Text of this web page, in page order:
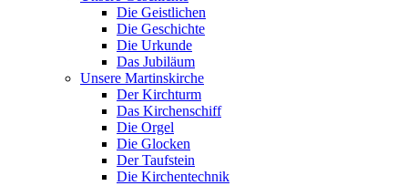
Die Geistlichen
Die Geschichte
Die Urkunde
Das Jubiläum
Unsere Martinskirche
Der Kirchturm
Das Kirchenschiff
Die Orgel
Die Glocken
Der Taufstein
Die Kirchentechnik